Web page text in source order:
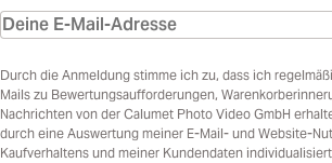
Durch die Anmeldung stimme ich zu, dass ich
Mails zu Bewertungsaufforderungen,
Nachrichten von der Calumet Photo Video GmbH
durch eine Auswertung meiner E-Mail- und Website-
Kaufverhaltens und meiner Kundendaten